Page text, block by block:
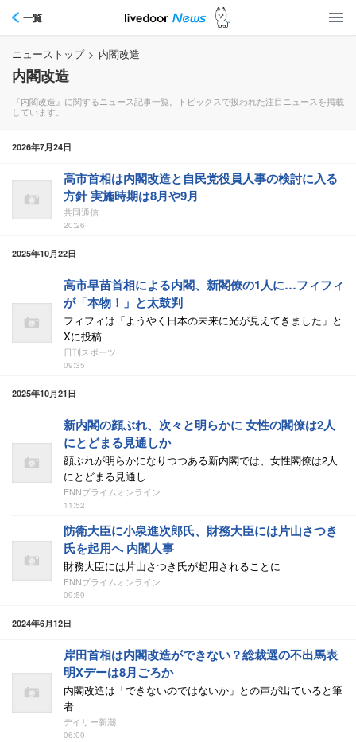
一覧
ニューストップ > 内閣改造
内閣改造
『内閣改造』に関するニュース記事一覧。トピックスで扱われた注目ニュースを掲載
しています。
2026年7月24日
高市首相は内閣改造と自民党役員人事の検討に入る
方針 実施時期は8月や9月
共同通信
20:26
2025年10月22日
高市早苗首相による内閣、新閣僚の1人に…フィフィ
が「本物！」と太鼓判
フィフィは「ようやく日本の未来に光が見えてきました」と
Xに投稿
日刊スポーツ
09:35
2025年10月21日
新内閣の顔ぶれ、次々と明らかに 女性の閣僚は2人
にとどまる見通しか
顔ぶれが明らかになりつつある新内閣では、女性閣僚は2人
にとどまる見通し
FNNプライムオンライン
11:52
防衛大臣に小泉進次郎氏、財務大臣には片山さつき
氏を起用へ 内閣人事
財務大臣には片山さつき氏が起用されることに
FNNプライムオンライン
09:59
2024年6月12日
岸田首相は内閣改造ができない？総裁選の不出馬表
明Xデーは8月ごろか
内閣改造は「できないのではないか」との声が出ていると筆
者
デイリー新潮
06:00